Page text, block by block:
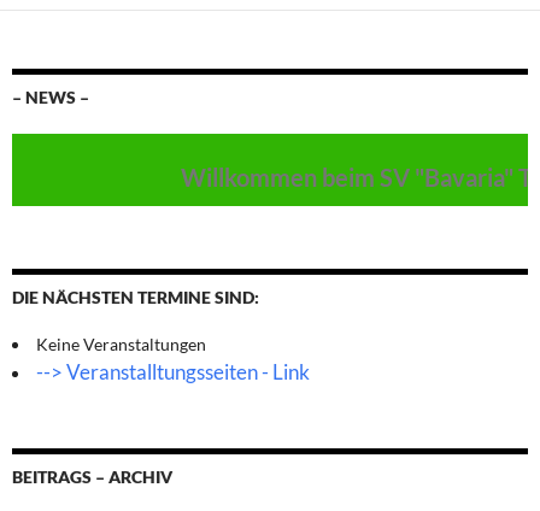
– NEWS –
Willkommen beim SV "Bavaria"
DIE NÄCHSTEN TERMINE SIND:
Keine Veranstaltungen
--> Veranstalltungsseiten - Link
BEITRAGS – ARCHIV